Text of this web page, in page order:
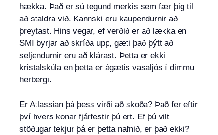
hækka. Það er sú tegund merkis sem fær þig til
að staldra við. Kannski eru kaupendurnir að
þreytast. Hins vegar, ef verðið er að lækka en
SMI byrjar að skríða upp, gæti það þýtt að
seljendurnir eru að klárast. Þetta er ekki
kristalskúla en þetta er ágætis vasaljós í dimmu
herbergi.
Er Atlassian þá þess virði að skoða? Það fer eftir
því hvers konar fjárfestir þú ert. Ef þú vilt
stöðugar tekjur þá er þetta nafnið, er það ekki?